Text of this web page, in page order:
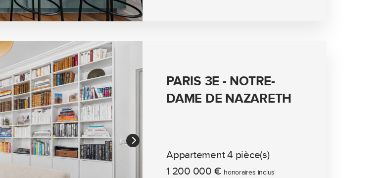
PARIS 3E - NOTRE-
DAME DE NAZARETH
Appartement 4 pièce(s)
1 200 000 € honoraires inclus